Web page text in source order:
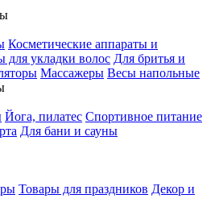
Косметические аппараты и
для укладки волос Для бритья и
Массажеры Весы напольные
Йога, пилатес Спортивное питание
Для бани и сауны
Товары для праздников Декор и